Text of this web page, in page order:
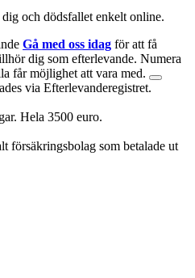
och dödsfallet enkelt online.
Gå med oss idag för att få
dig som efterlevande. Numera
får möjlighet att vara med.
via Efterlevanderegistret.
Hela 3500 euro.
försäkringsbolag som betalade ut